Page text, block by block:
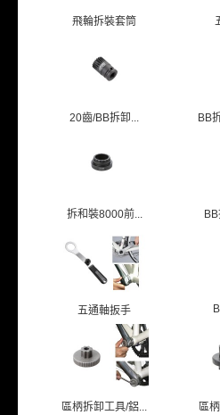
飛輪拆裝套筒
20齒/BB拆卸... BB
拆和裝8000前... BB
五通軸扳手
區柄拆卸工具/鋁... 區